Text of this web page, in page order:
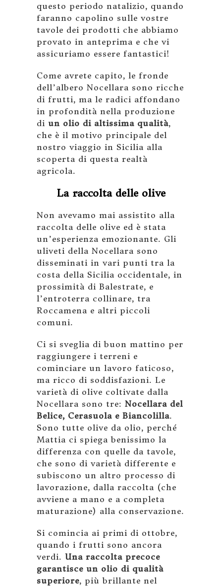
questo periodo natalizio, quando
faranno capolino sulle vostre
tavole dei prodotti che abbiamo
provato in anteprima e che vi
assicuriamo essere fantastici!
Come avrete capito, le fronde
dell’albero Nocellara sono ricche
di frutti, ma le radici affondano
in profondità nella produzione
di un olio di altissima qualità,
che è il motivo principale del
nostro viaggio in Sicilia alla
scoperta di questa realtà
agricola.
La raccolta delle olive
Non avevamo mai assistito alla
raccolta delle olive ed è stata
un’esperienza emozionante. Gli
uliveti della Nocellara sono
disseminati in vari punti tra la
costa della Sicilia occidentale, in
prossimità di Balestrate, e
l’entroterra collinare, tra
Roccamena e altri piccoli
comuni.
Ci si sveglia di buon mattino per
raggiungere i terreni e
cominciare un lavoro faticoso,
ma ricco di soddisfazioni. Le
varietà di olive coltivate dalla
Nocellara sono tre: Nocellara del
Belice, Cerasuola e Biancolilla.
Sono tutte olive da olio, perché
Mattia ci spiega benissimo la
differenza con quelle da tavole,
che sono di varietà differente e
subiscono un altro processo di
lavorazione, dalla raccolta (che
avviene a mano e a completa
maturazione) alla conservazione.
Si comincia ai primi di ottobre,
quando i frutti sono ancora
verdi. Una raccolta precoce
garantisce un olio di qualità
superiore, più brillante nel